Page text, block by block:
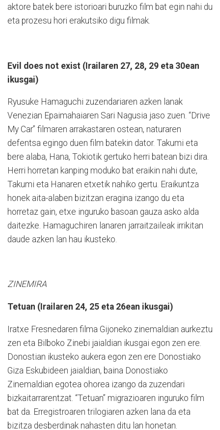
aktore batek bere istorioari buruzko film bat egin nahi du
eta prozesu hori erakutsiko digu filmak.
Evil does not exist (Irailaren 27, 28, 29 eta 30ean
ikusgai)
Ryusuke Hamaguchi zuzendariaren azken lanak
Venezian Epaimahaiaren Sari Nagusia jaso zuen. “Drive
My Car” filmaren arrakastaren ostean, naturaren
defentsa egingo duen film batekin dator. Takumi eta
bere alaba, Hana, Tokiotik gertuko herri batean bizi dira.
Herri horretan kanping moduko bat eraikin nahi dute,
Takumi eta Hanaren etxetik nahiko gertu. Eraikuntza
honek aita-alaben bizitzan eragina izango du eta
horretaz gain, etxe inguruko basoan gauza asko alda
daitezke. Hamaguchiren lanaren jarraitzaileak irrikitan
daude azken lan hau ikusteko.
ZINEMIRA
Tetuan (Irailaren 24, 25 eta 26ean ikusgai)
Iratxe Fresnedaren filma Gijoneko zinemaldian aurkeztu
zen eta Bilboko Zinebi jaialdian ikusgai egon zen ere.
Donostian ikusteko aukera egon zen ere Donostiako
Giza Eskubideen jaialdian, baina Donostiako
Zinemaldian egotea ohorea izango da zuzendari
bizkaitarrarentzat. “Tetuan” migrazioaren inguruko film
bat da. Erregistroaren trilogiaren azken lana da eta
bizitza desberdinak nahasten ditu lan honetan.